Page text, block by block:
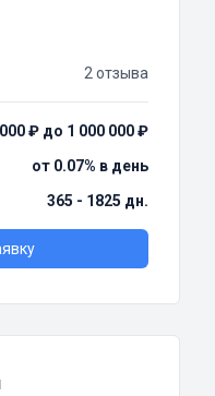
2 отзыва
₽ до 1 000 000 ₽
от 0.07% в день
365 - 1825 дн.